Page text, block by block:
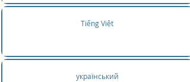
Tiếng Việt
український